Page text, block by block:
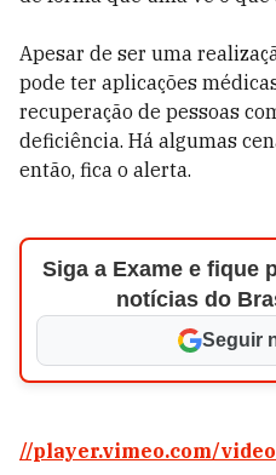
Apesar de ser uma
pode ter aplicações
recuperação de pessoas
deficiência. Há algumas
então, fica o alerta.
Siga a Exame e fique
notícias do
Seguir
//player.vimeo.com/